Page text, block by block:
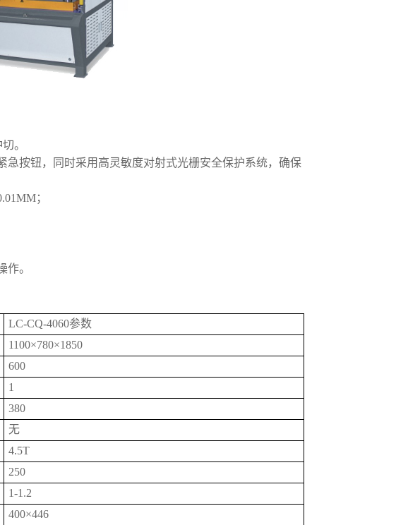
。
按钮，同时采用高灵敏度对射式光栅安全保护系统，确保
；
。
LC-CQ-4060参数
1100×780×1850
600
1
380
无
4.5T
250
1-1.2
400×446